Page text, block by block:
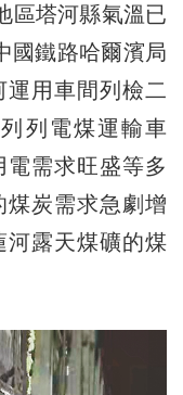
塔河縣氣溫已
國鐵路哈爾濱局
運用車間列檢二
列電煤運輸車
需求旺盛等多
煤炭需求急劇增
河露天煤礦的煤